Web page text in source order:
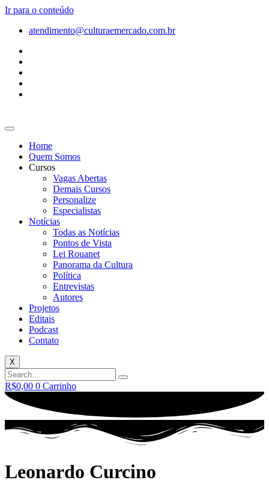
Ir para o conteúdo
atendimento@culturaemercado.com.br
Home
Quem Somos
Cursos
Vagas Abertas
Demais Cursos
Personalize
Especialistas
Notícias
Todas as Notícias
Pontos de Vista
Lei Rouanet
Panorama da Cultura
Política
Entrevistas
Autores
Projetos
Editais
Podcast
Contato
X
R$0,00 0 Carrinho
Leonardo Curcino